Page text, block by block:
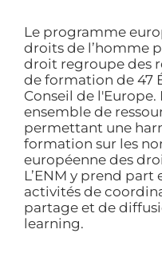
Le programme
droits de l’homme
droit regroupe des
de formation de 47
Conseil de
ensemble de
permettant une
formation sur les
européenne des
L’ENM y prend
activités de
partage et de
learning.